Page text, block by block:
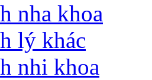
nha khoa
lý khác
nhi khoa